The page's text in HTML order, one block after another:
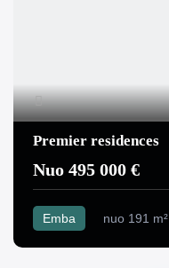
Premier residences
Nuo 495 000 €
Emba nuo 191 m²